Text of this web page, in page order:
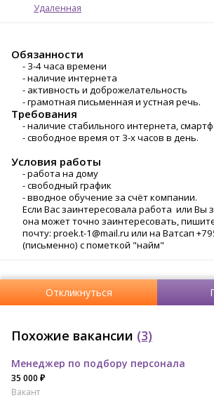
Удаленная
Обязанности
- 3-4 часа времени
- наличие интернета
- активность и доброжелательность
- грамотная письменная и устная речь.
Требования
- наличие стабильного интернета,
- свободное время от 3-х часов в день.
Условия работы
- работа на дому
- свободный график
- вводное обучение за счёт компании.
Если Вас заинтересовала работа или Вы
она может точно заинтересовать,
почту: proek.t-1@mail.ru или на Ватсап
(письменно) с пометкой "найм"
Откликнуться
Похожие вакансии (3)
Mенeджер пo пoдбоpу перcонaла
35 000 ₽
Вакант